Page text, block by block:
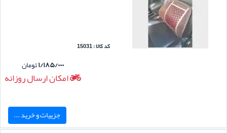
کد کالا : 15031
۱/۱۸۵/۰۰۰تومان
امکان ارسال روزانه
جزییات و خرید ...